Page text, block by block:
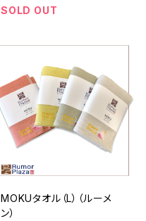
SOLD OUT
MOKUタオル（L）（ルーメ
ン）